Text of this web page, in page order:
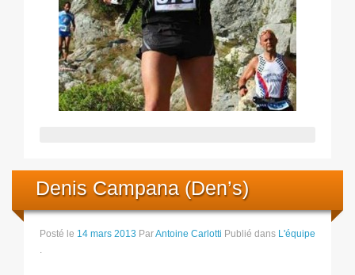
Denis Campana (Den’s)
Posté le 14 mars 2013 ParAntoine Carlotti Publié dans L'équipe
.